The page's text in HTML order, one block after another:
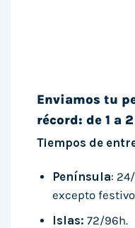
Enviamos tu
récord: de 1 a
Tiempos de
Península:
excepto
Islas: 72/96h.